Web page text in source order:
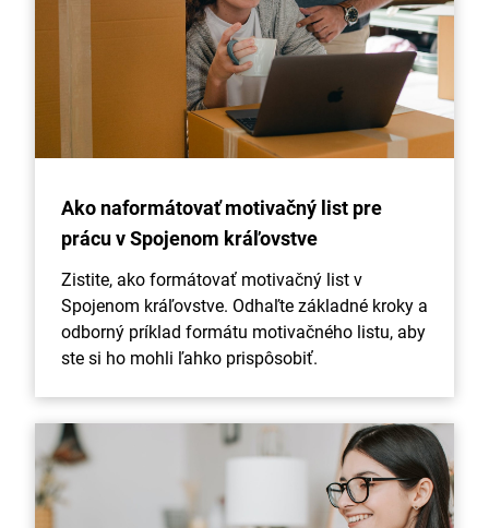
Ako naformátovať motivačný list pre
prácu v Spojenom kráľovstve
Zistite, ako formátovať motivačný list v
Spojenom kráľovstve. Odhaľte základné kroky a
odborný príklad formátu motivačného listu, aby
ste si ho mohli ľahko prispôsobiť.